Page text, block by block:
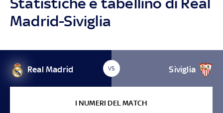
Madrid-Siviglia
Real Madrid VS Siviglia
I NUMERI DEL MATCH